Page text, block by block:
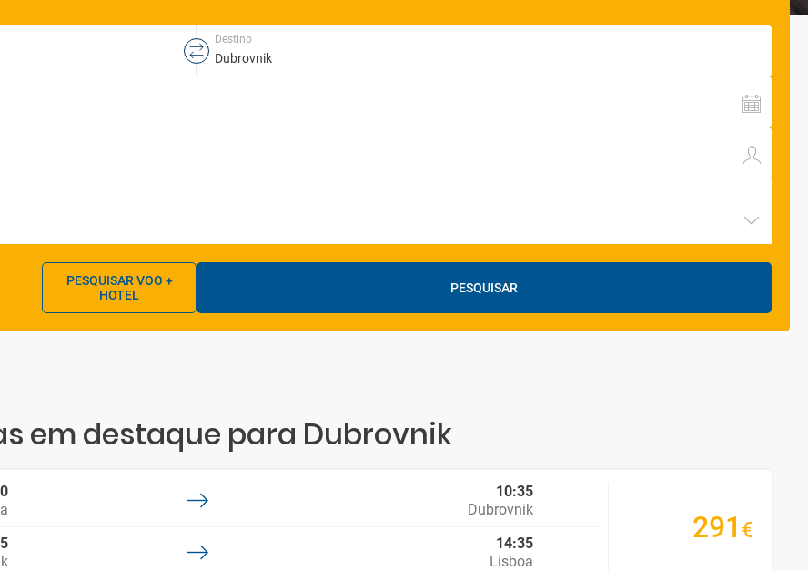
Destino
PESQUISAR
PESQUISAR VOO +
HOTEL
em destaque para Dubrovnik
10:35
Dubrovnik
14:35
Lisboa
291 €